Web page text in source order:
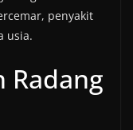
penyakit
usia.
Radang